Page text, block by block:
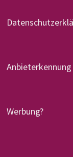
Anbieterkennung
Werbung?